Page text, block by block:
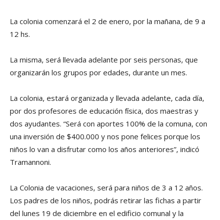
La colonia comenzará el 2 de enero, por la mañana, de 9 a
12 hs.
La misma, será llevada adelante por seis personas, que
organizarán los grupos por edades, durante un mes.
La colonia, estará organizada y llevada adelante, cada día,
por dos profesores de educación física, dos maestras y
dos ayudantes. “Será con aportes 100% de la comuna, con
una inversión de $400.000 y nos pone felices porque los
niños lo van a disfrutar como los años anteriores”, indicó
Tramannoni.
La Colonia de vacaciones, será para niños de 3 a 12 años.
Los padres de los niños, podrás retirar las fichas a partir
del lunes 19 de diciembre en el edificio comunal y la